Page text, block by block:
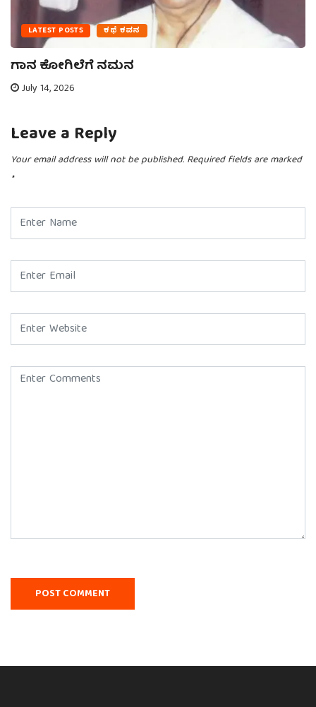
LATEST POSTS ಕಥೆ ಕವನ
ಗಾನ ಕೋಗಿಲೆಗೆ ನಮನ
July 14, 2026
Leave a Reply
Your email address will not be published. Required fields are marked
*